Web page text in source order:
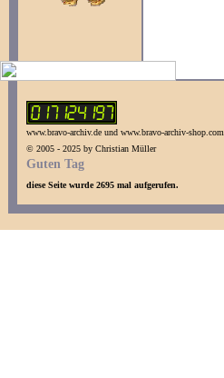
www.bravo-archiv.de und www.bravo-archiv-shop.com
© 2005 - 2025 by Christian Müller
Guten Tag
diese Seite wurde 2695 mal aufgerufen.